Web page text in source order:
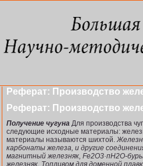
Реферат: Производство
Реферат: Производство
Получение чугуна Для производства
следующие исходные материалы:
материалы называются шихтой.
карбонаты железа, и другие
магнитный железняк, Fe2O3·пH2O-
железняк. Топливом для доменной